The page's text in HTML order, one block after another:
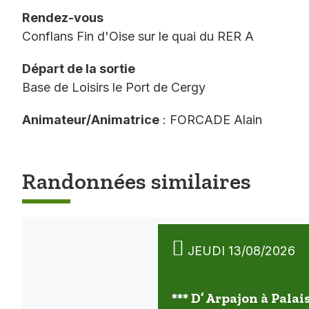
Rendez-vous
Conflans Fin d'Oise sur le quai du RER A
Départ de la sortie
Base de Loisirs le Port de Cergy
Animateur/Animatrice : FORCADE Alain
Randonnées similaires
JEUDI 13/08/2026
*** D’ Arpajon à